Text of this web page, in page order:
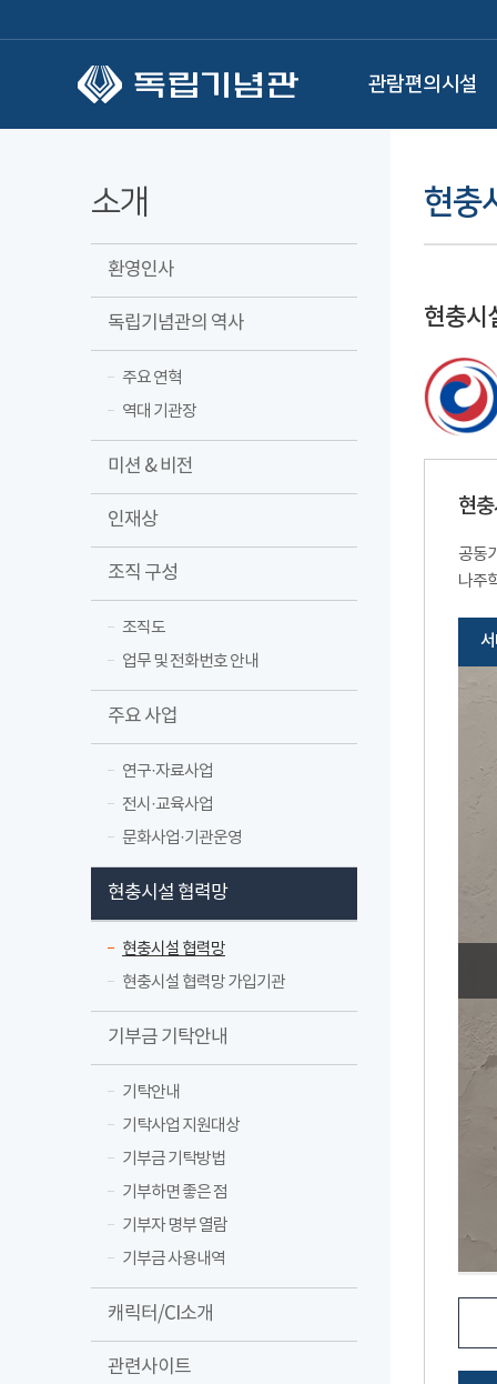
관람편의시설
소개
환영인사
독립기념관의 역사
주요 연혁
역대 기관장
미션 & 비전
인재상
조직 구성
조직도
업무 및 전화번호 안내
주요 사업
연구·자료사업
전시·교육사업
문화사업·기관운영
현충시설 협력망
현충시설 협력망
현충시설 협력망 가입기관
기부금 기탁안내
기탁안내
기탁사업 지원대상
기부금 기탁방법
기부하면 좋은 점
기부자 명부 열람
기부금 사용내역
캐릭터/CI소개
관련사이트
현충
현충시
현
공동
나주